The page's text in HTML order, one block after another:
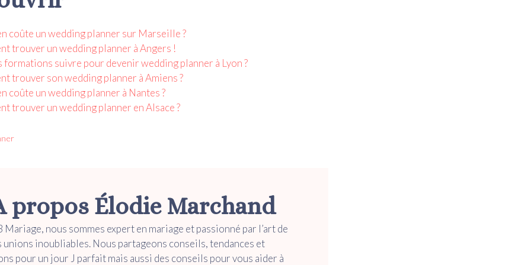
coûte un wedding planner sur Marseille ?
trouver un wedding planner à Angers !
formations suivre pour devenir wedding planner à Lyon ?
trouver son wedding planner à Amiens ?
coûte un wedding planner à Nantes ?
trouver un wedding planner en Alsace ?
propos Élodie Marchand
Mariage, nous sommes expert en mariage et passionné par l’art de
unions inoubliables. Nous partageons conseils, tendances et
pour un jour J parfait mais aussi des conseils pour vous aider à